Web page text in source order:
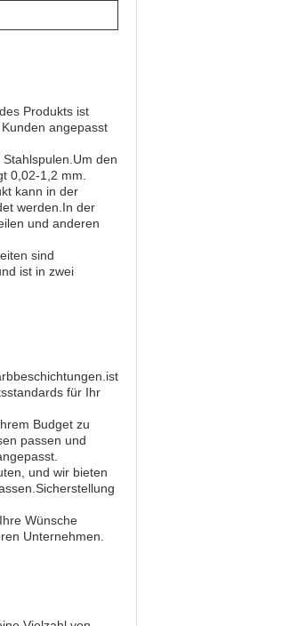
Produkts ist
angepasst
den
0,02-1,2 mm.
kann in der
werden.In der
und anderen
sind
ist in zwei
für Ihr
Budget zu
passen und
und wir bieten
Wünsche
Unternehmen.